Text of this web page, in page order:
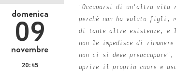
domenica
09
novembre
20:45
"Occuparsi di un'altra vita
perché non ha voluto figli,
di tante altre esistenze, e
non le impedisce di
non ci si deve
aprire il proprio cuore e